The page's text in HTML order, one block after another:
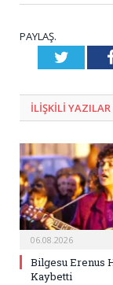
PAYLAŞ.
ILIŞKILI YAZILAR
06.08.2026
Bilgesu Erenus
Kaybetti